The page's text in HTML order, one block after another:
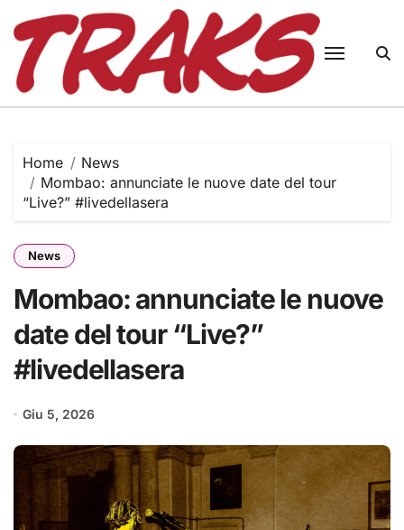
content
Home
News
Mombao: annunciate le nuove date del tour
“Live?” #livedellasera
News
Mombao: annunciate le nuove
date del tour “Live?”
#livedellasera
Giu 5, 2026